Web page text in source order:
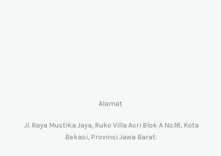
Alamat
Jl. Raya Mustika Jaya, Ruko Villa Asri Blok A No.18, Kota
Bekasi, Provinsi Jawa Barat.